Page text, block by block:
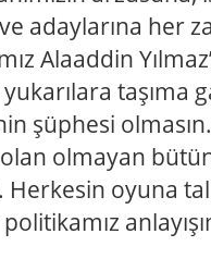
adaylarına her
Alaaddin
taşıma
şüphesi
olmayan
oyuna